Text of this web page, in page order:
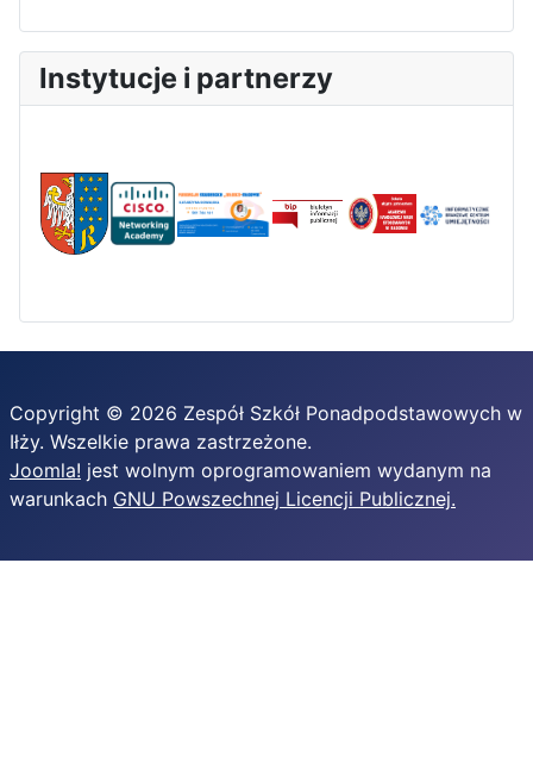
Instytucje i partnerzy
Copyright © 2026 Zespół Szkół Ponadpodstawowych w
Iłży. Wszelkie prawa zastrzeżone.
Joomla! jest wolnym oprogramowaniem wydanym na
warunkach GNU Powszechnej Licencji Publicznej.